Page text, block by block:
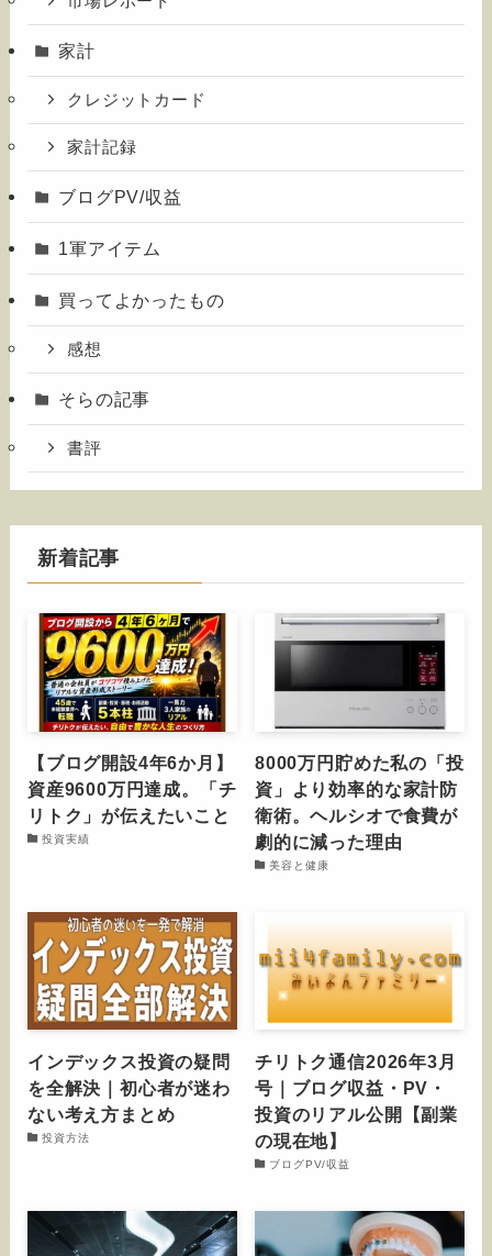
家計
クレジットカード
家計記録
ブログPV/収益
1軍アイテム
買ってよかったもの
感想
そらの記事
書評
新着記事
【ブログ開設4年6か月】
資産9600万円達成。「チ
リトク」が伝えたいこと
投資実績
8000万円貯めた私の「投
資」より効率的な家計防
衛術。ヘルシオで食費が
劇的に減った理由
美容と健康
インデックス投資の疑問
を全解決｜初心者が迷わ
ない考え方まとめ
投資方法
チリトク通信2026年3月
号｜ブログ収益・PV・
投資のリアル公開【副業
の現在地】
ブログPV/収益